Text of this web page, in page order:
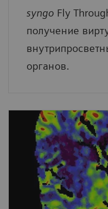
syngo Fly
получение
органов.